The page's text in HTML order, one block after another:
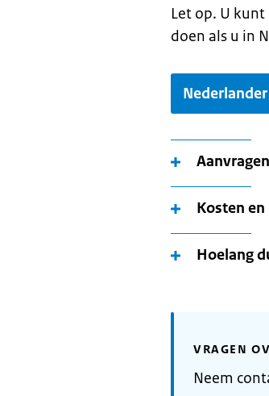
Let op. U
doen als u in
Aanvragen
Kosten
Hoelang
VRAGEN
Neem